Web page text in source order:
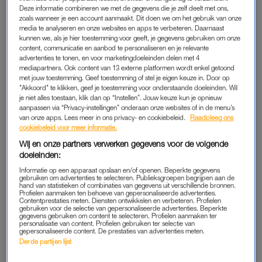
“Verschrikkelijk”, verzucht hij voor de camera’s vanUrk.
KOKEN
Terwijl Albert gapend op het dek zit, gooit Teun op dat ze later
die dag ook nog moeten gaan koken. “Schollen bakken is
geen koken”, verbetert Albert zijn vriend. Eenmaal in de
keuken wordt de sfeer er niet gezelliger op. “Wat stinkt die
vis”, zegt Albert, terwijl hij de vis uit de koelkast haalt. “Wat
“Natuurlijk vinden ze het lekker. Het is toch een delicatesse.
Teun gaat direct aan de slag met de vis. Ietwat verbaasd kijkt
Albert naar het tafereel. “Maar je gooit ze nu in het water?! En
wat is dit nou dan, Teun?” Hij pakt de vis vast: “We moeten
gewoon de kop eraf knippen.” Daar is Teun het niet mee eens:
“Nee, dat doe je zo, met het mes. Die vinnen moet je met de
Deze informatie combineren we met de gegevens die je zelf deelt met ons,
zoals wanneer je een account aanmaakt. Dit doen we om het gebruik van onze
media te analyseren en onze websites en apps te verbeteren. Daarnaast
kunnen we, als je hier toestemming voor geeft, je gegevens gebruiken om onze
content, communicatie en aanbod te personaliseren en je relevante
advertenties te tonen, en voor marketingdoeleinden delen met 4
mediapartners. Ook content van 13 externe platformen wordt enkel getoond
met jouw toestemming. Geef toestemming of stel je eigen keuze in. Door op
"Akkoord" te klikken, geef je toestemming voor onderstaande doeleinden. Wil
je niet alles toestaan, klik dan op “Instellen”. Jouw keuze kun je opnieuw
aanpassen via “Privacy-instellingen” onderaan onze websites of in de menu’s
van onze apps. Lees meer in ons privacy- en cookiebeleid.
Raadpleeg ons
cookiebeleid voor meer informatie.
Wij en onze partners verwerken gegevens voor de volgende
doeleinden:
Informatie op een apparaat opslaan en/of openen. Beperkte gegevens
gebruiken om advertenties te selecteren. Publieksgroepen begrijpen aan de
hand van statistieken of combinaties van gegevens uit verschillende bronnen.
Profielen aanmaken ten behoeve van gepersonaliseerde advertenties.
Contentprestaties meten. Diensten ontwikkelen en verbeteren. Profielen
gebruiken voor de selectie van gepersonaliseerde advertenties. Beperkte
gegevens gebruiken om content te selecteren. Profielen aanmaken ter
personalisatie van content. Profielen gebruiken ter selectie van
gepersonaliseerde content. De prestaties van advertenties meten.
Derde partijen lijst